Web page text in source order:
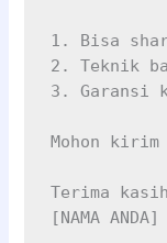
1. Bisa
2. Teknik
3. Garansi
Mohon kirim
Terima
[NAMA ANDA]